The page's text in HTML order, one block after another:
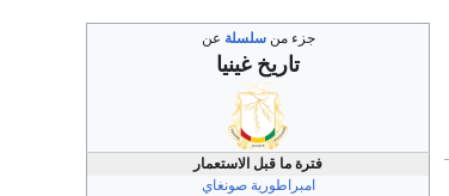
جزء منسلسلة عن
تاريخ غينيا
فترة ما قبل الاستعمار
امبراطورية صونغاي